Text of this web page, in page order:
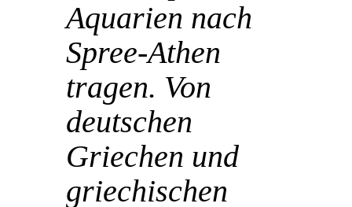
Aquarien nach
Spree-Athen
tragen. Von
deutschen
Griechen und
griechischen